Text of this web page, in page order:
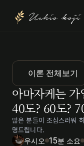
Ushio koji
이론 전체보기
아마자케는
40도? 60도?
많은 분들이 조심스러워
명드립니다.
우시오 15분 소요